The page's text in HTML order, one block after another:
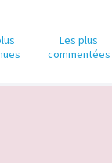
Les plus
commentées